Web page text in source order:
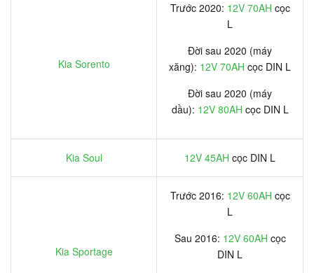
Kia Sorento
Trước 2020: 12V 70AH cọc
L
Đời sau 2020 (máy
xăng): 12V 70AH cọc DIN L
Đời sau 2020 (máy
dầu): 12V 80AH cọc DIN L
Kia Soul 12V 45AH cọc DIN L
Kia Sportage
Trước 2016: 12V 60AH cọc
L
Sau 2016: 12V 60AH cọc
DIN L